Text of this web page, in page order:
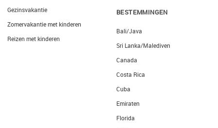
Gezinsvakantie
Zomervakantie met kinderen
Reizen met kinderen
BESTEMMINGEN
Bali/Java
Sri Lanka/Malediven
Canada
Costa Rica
Cuba
Emiraten
Florida